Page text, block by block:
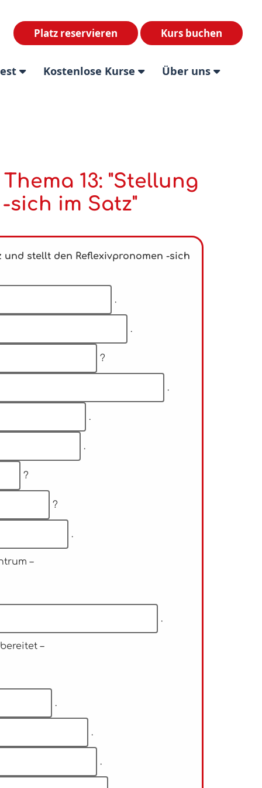
Kurs buchen
Platz reservieren
Kostenlose Kurse Über uns
13: "Stellung
sich im Satz"
stellt den Reflexivpronomen -sich
.
.
?
.
.
.
?
?
.
–
.
–
.
.
.